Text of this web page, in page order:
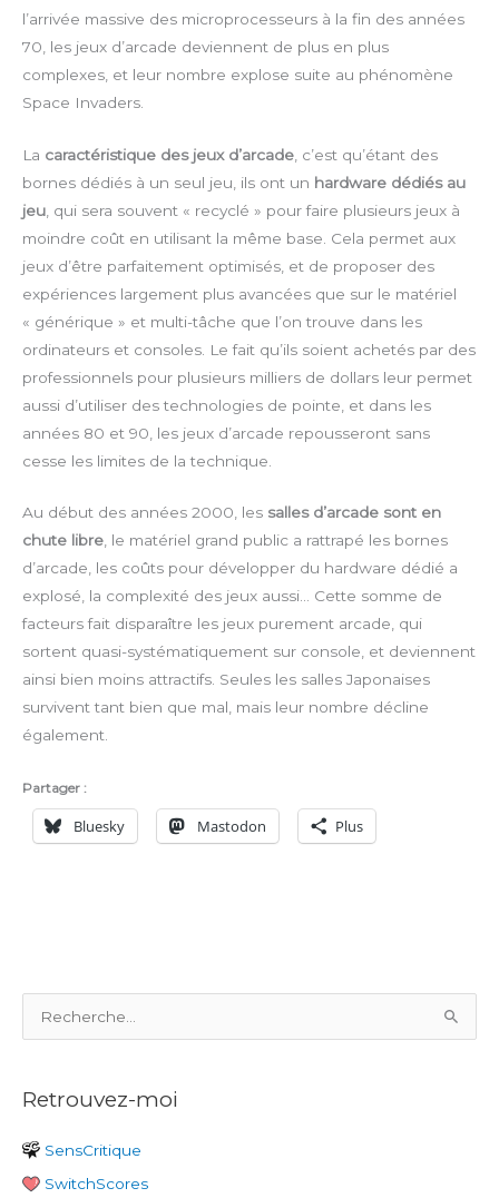
l’arrivée massive des microprocesseurs à la fin des années
70, les jeux d’arcade deviennent de plus en plus
complexes, et leur nombre explose suite au phénomène
Space Invaders.
La caractéristique des jeux d’arcade , c’est qu’étant des
bornes dédiés à un seul jeu, ils ont un hardware dédiés au
jeu , qui sera souvent « recyclé » pour faire plusieurs jeux à
moindre coût en utilisant la même base. Cela permet aux
jeux d’être parfaitement optimisés, et de proposer des
expériences largement plus avancées que sur le matériel
« générique » et multi-tâche que l’on trouve dans les
ordinateurs et consoles. Le fait qu’ils soient achetés par des
professionnels pour plusieurs milliers de dollars leur permet
aussi d’utiliser des technologies de pointe, et dans les
années 80 et 90, les jeux d’arcade repousseront sans
cesse les limites de la technique.
Au début des années 2000, les salles d’arcade sont en
chute libre, le matériel grand public a rattrapé les bornes
d’arcade, les coûts pour développer du hardware dédié a
explosé, la complexité des jeux aussi… Cette somme de
facteurs fait disparaître les jeux purement arcade, qui
sortent quasi-systématiquement sur console, et deviennent
ainsi bien moins attractifs. Seules les salles Japonaises
survivent tant bien que mal, mais leur nombre décline
également.
Partager :
Bluesky Mastodon Plus
e
h
r
c
Retrouvez-moi
SensCritique
SwitchScores